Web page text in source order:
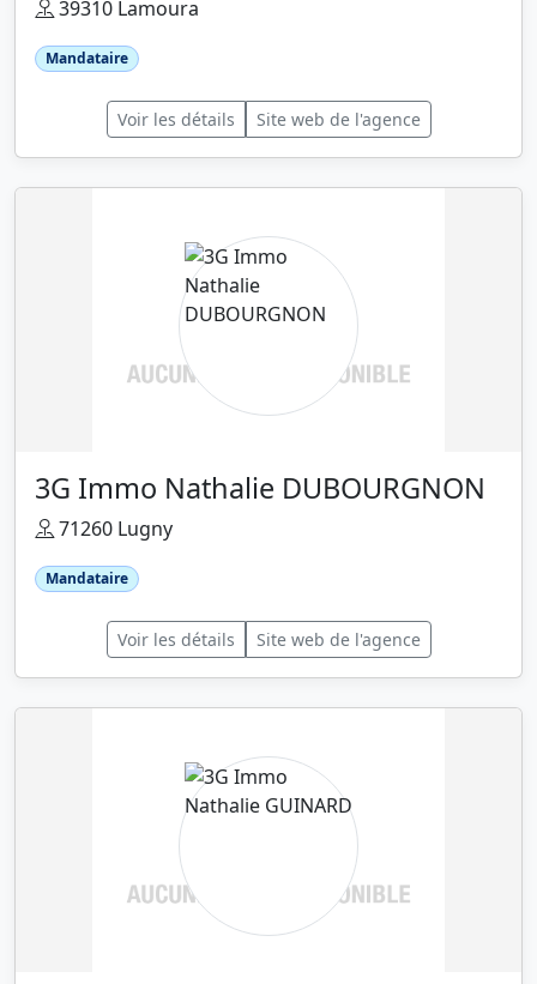
39310 Lamoura
Mandataire
Voir les détails Site web de l'agence
3G Immo Nathalie DUBOURGNON
71260 Lugny
Mandataire
Voir les détails Site web de l'agence